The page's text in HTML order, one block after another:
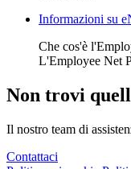
Informazioni su
Che cos'è
L'Employee Net
Non trovi
Il nostro team di
Contattaci